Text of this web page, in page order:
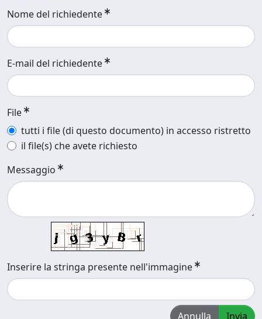
Nome del richiedente
E-mail del richiedente
File
tutti i file (di questo documento) in accesso ristretto
il file(s) che avete richiesto
Messaggio
Inserire la stringa presente nell'immagine
Annulla Invia